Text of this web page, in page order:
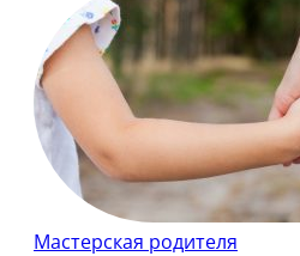
Мастерская родителя